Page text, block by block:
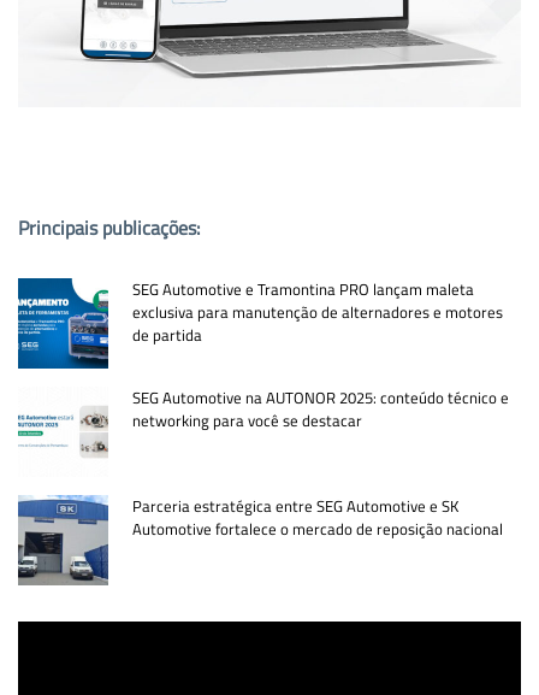
Principais publicações:
SEG Automotive e Tramontina PRO lançam maleta
exclusiva para manutenção de alternadores e motores
de partida
SEG Automotive na AUTONOR 2025: conteúdo técnico e
networking para você se destacar
Parceria estratégica entre SEG Automotive e SK
Automotive fortalece o mercado de reposição nacional